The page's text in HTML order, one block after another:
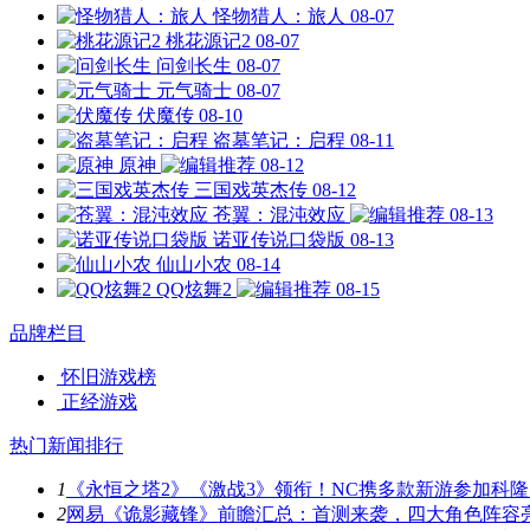
怪物猎人：旅人 08-07
桃花源记2 08-07
问剑长生 08-07
元气骑士 08-07
伏魔传 08-10
盗墓笔记：启程 08-11
原神
08-12
三国戏英杰传 08-12
苍翼：混沌效应
08-13
诺亚传说口袋版 08-13
仙山小农 08-14
QQ炫舞2
08-15
品牌栏目
怀旧游戏榜
正经游戏
热门新闻排行
1
《永恒之塔2》《激战3》领衔！NC携多款新游参加科
2网易《诡影藏锋》前瞻汇总：首测来袭，四大角色阵容